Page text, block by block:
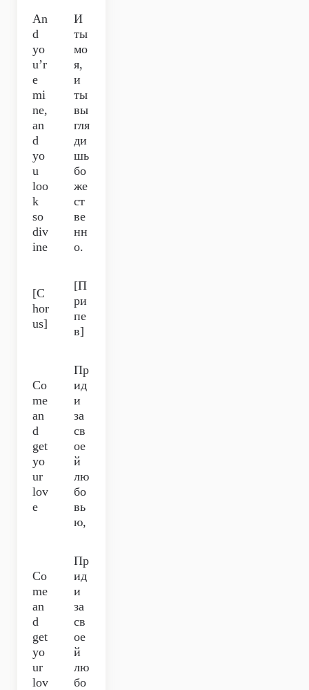
An
d
yo
u’r
e
mi
ne,
an
d
yo
u
loo
k
so
div
ine
И
ты
мо
я,
и
ты
вы
гля
ди
шь
бо
же
ст
ве
нн
о.
[C
hor
us]
[П
ри
пе
в]
Co
me
an
d
get
yo
ur
lov
e
Пр
ид
и
за
св
ое
й
лю
бо
вь
ю,
Co
me
an
d
get
yo
ur
lov
Пр
ид
и
за
св
ое
й
лю
бо